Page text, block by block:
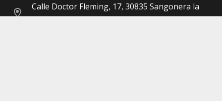
Calle Doctor Fleming, 17, 30835 Sangonera la
Seca, Murcia